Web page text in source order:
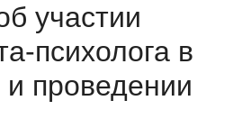
участии
психолога в
и проведении